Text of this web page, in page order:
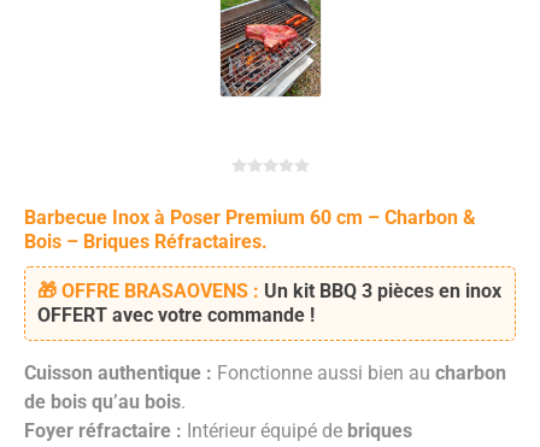
Barbecue Inox à Poser Premium 60 cm – Charbon &
Bois – Briques Réfractaires.
🎁 OFFRE BRASAOVENS : Un kit BBQ 3 pièces en inox
OFFERT avec votre commande !
Cuisson authentique : Fonctionne aussi bien au charbon
de bois qu’au bois.
Foyer réfractaire : Intérieur équipé de briques